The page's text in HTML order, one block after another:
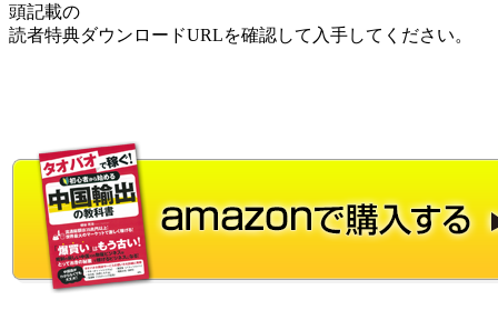
頭記載の
読者特典ダウンロードURLを確認して入手してください。